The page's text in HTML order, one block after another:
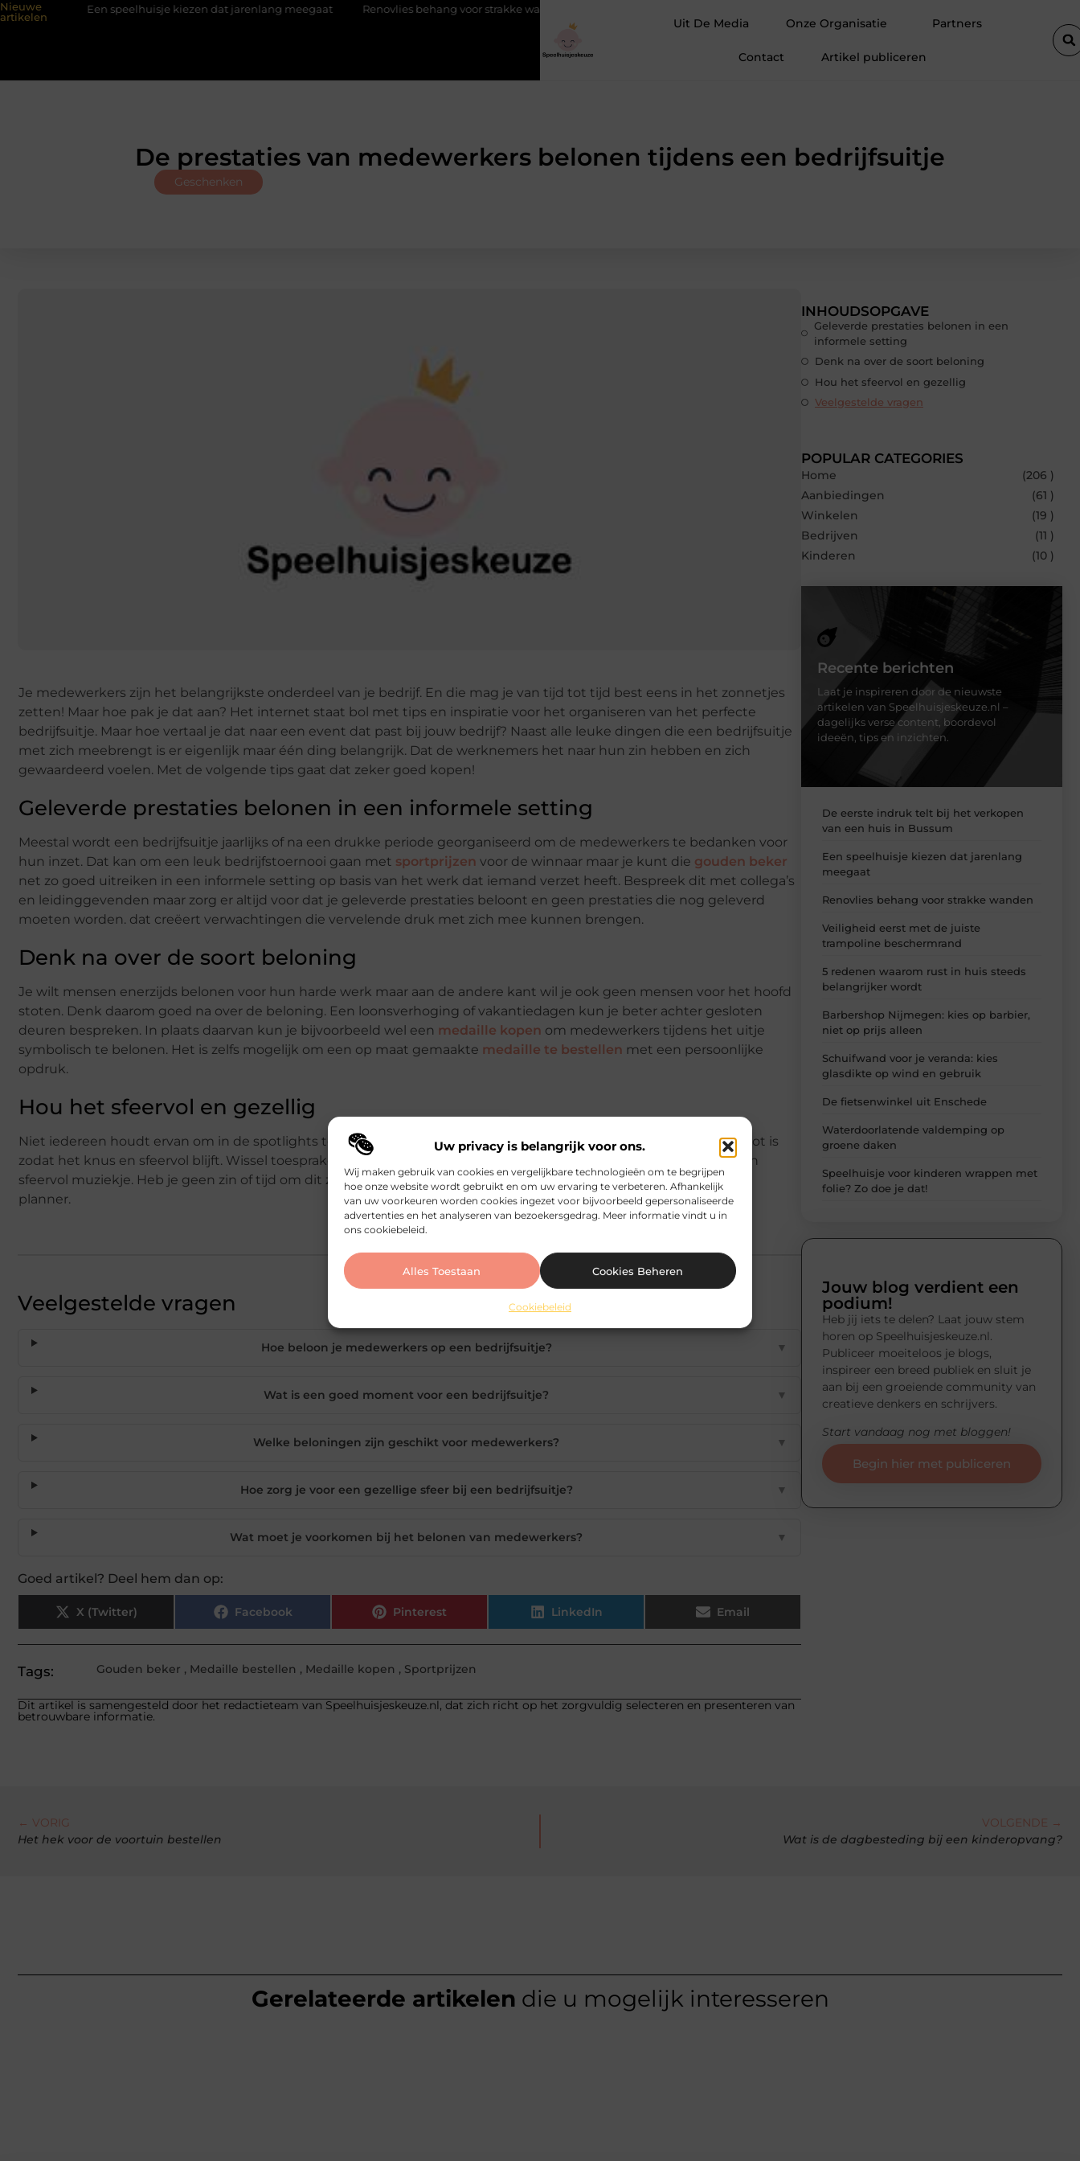
Uw privacy is belangrijk voor ons.
Wij maken gebruik van cookies en vergelijkbare technologieën om te begrijpen
hoe onze website wordt gebruikt en om uw ervaring te verbeteren. Afhankelijk
van uw voorkeuren worden cookies ingezet voor bijvoorbeeld gepersonaliseerde
advertenties en het analyseren van bezoekersgedrag. Meer informatie vindt u in
ons cookiebeleid.
Alles Toestaan Cookies Beheren
Cookiebeleid
Nieuwe
artikelen
Een speelhuisje kiezen dat jarenlang meegaat Renovlies behang voor strakke wanden
Uit De Media Onze Organisatie Partners
Contact Artikel publiceren
De prestaties van medewerkers belonen tijdens een bedrijfsuitje
Geschenken
Je medewerkers zijn het belangrijkste onderdeel van je bedrijf. En die mag je van tijd tot tijd best eens in het zonnetjes
zetten! Maar hoe pak je dat aan? Het internet staat bol met tips en inspiratie voor het organiseren van het perfecte
bedrijfsuitje. Maar hoe vertaal je dat naar een event dat past bij jouw bedrijf? Naast alle leuke dingen die een bedrijfsuitje
met zich meebrengt is er eigenlijk maar één ding belangrijk. Dat de werknemers het naar hun zin hebben en zich
gewaardeerd voelen. Met de volgende tips gaat dat zeker goed kopen!
Geleverde prestaties belonen in een informele setting
Meestal wordt een bedrijfsuitje jaarlijks of na een drukke periode georganiseerd om de medewerkers te bedanken voor
hun inzet. Dat kan om een leuk bedrijfstoernooi gaan met sportprijzen voor de winnaar maar je kunt die gouden beker
net zo goed uitreiken in een informele setting op basis van het werk dat iemand verzet heeft. Bespreek dit met collega’s
en leidinggevenden maar zorg er altijd voor dat je geleverde prestaties beloont en geen prestaties die nog geleverd
moeten worden. dat creëert verwachtingen die vervelende druk met zich mee kunnen brengen.
Denk na over de soort beloning
Je wilt mensen enerzijds belonen voor hun harde werk maar aan de andere kant wil je ook geen mensen voor het hoofd
stoten. Denk daarom goed na over de beloning. Een loonsverhoging of vakantiedagen kun je beter achter gesloten
deuren bespreken. In plaats daarvan kun je bijvoorbeeld wel een medaille kopen om medewerkers tijdens het uitje
symbolisch te belonen. Het is zelfs mogelijk om een op maat gemaakte medaille te bestellen met een persoonlijke
opdruk.
Hou het sfeervol en gezellig
Niet iedereen houdt ervan om in de spotlights te staan. Zorg er daarom voor dat de ruimte die je boekt niet te groot is
zodat het knus en sfeervol blijft. Wissel toespraken of uitreikingen af met gezellig eten en drinken en zorg voor een
sfeervol muziekje. Heb je geen zin of tijd om dit zelf te doen dan kun je je wensen altijd bespreken met een event
planner.
Veelgestelde vragen
Hoe beloon je medewerkers op een bedrijfsuitje? ▼
Wat is een goed moment voor een bedrijfsuitje? ▼
Welke beloningen zijn geschikt voor medewerkers? ▼
Hoe zorg je voor een gezellige sfeer bij een bedrijfsuitje? ▼
Wat moet je voorkomen bij het belonen van medewerkers? ▼
Goed artikel? Deel hem dan op:
X (Twitter) Facebook Pinterest LinkedIn Email
Tags: Gouden beker , Medaille bestellen , Medaille kopen , Sportprijzen
Dit artikel is samengesteld door het redactieteam van Speelhuisjeskeuze.nl, dat zich richt op het zorgvuldig selecteren en presenteren van
betrouwbare informatie.
INHOUDSOPGAVE
Geleverde prestaties belonen in een
informele setting
Denk na over de soort beloning
Hou het sfeervol en gezellig
Veelgestelde vragen
POPULAR CATEGORIES
Home
(206 )
Aanbiedingen
(61 )
Winkelen
(19 )
Bedrijven
(11 )
Kinderen
(10 )
Recente berichten
Laat je inspireren door de nieuwste
artikelen van Speelhuisjeskeuze.nl –
dagelijks verse content, boordevol
ideeën, tips en inzichten.
De eerste indruk telt bij het verkopen
van een huis in Bussum
Een speelhuisje kiezen dat jarenlang
meegaat
Renovlies behang voor strakke wanden
Veiligheid eerst met de juiste
trampoline beschermrand
5 redenen waarom rust in huis steeds
belangrijker wordt
Barbershop Nijmegen: kies op barbier,
niet op prijs alleen
Schuifwand voor je veranda: kies
glasdikte op wind en gebruik
De fietsenwinkel uit Enschede
Waterdoorlatende valdemping op
groene daken
Speelhuisje voor kinderen wrappen met
folie? Zo doe je dat!
Jouw blog verdient een
podium!
Heb jij iets te delen? Laat jouw stem
horen op Speelhuisjeskeuze.nl.
Publiceer moeiteloos je blogs,
inspireer een breed publiek en sluit je
aan bij een groeiende community van
creatieve denkers en schrijvers.
Start vandaag nog met bloggen!
Begin hier met publiceren
← VORIG
Het hek voor de voortuin bestellen
VOLGENDE →
Wat is de dagbesteding bij een kinderopvang?
Gerelateerde artikelen die u mogelijk interesseren